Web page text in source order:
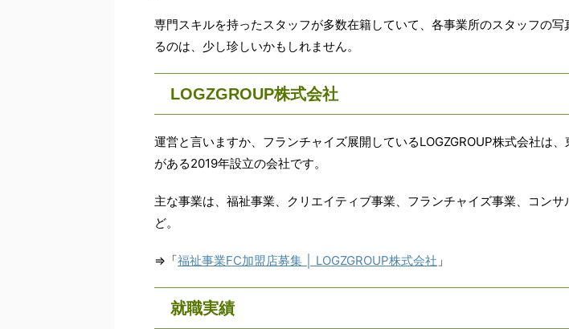
専門スキルを持ったスタッフが多数在籍していて、各事業所のスタッフの写
るのは、少し珍しいかもしれません。
LOGZGROUP株式会社
運営と言いますか、フランチャイズ展開しているLOGZGROUP株式会社は
がある2019年設立の会社です。
主な事業は、福祉事業、クリエイティブ事業、フランチャイズ事業、コンサ
ど。
⇒「福祉事業FC加盟店募集 │ LOGZGROUP株式会社 」
就職実績